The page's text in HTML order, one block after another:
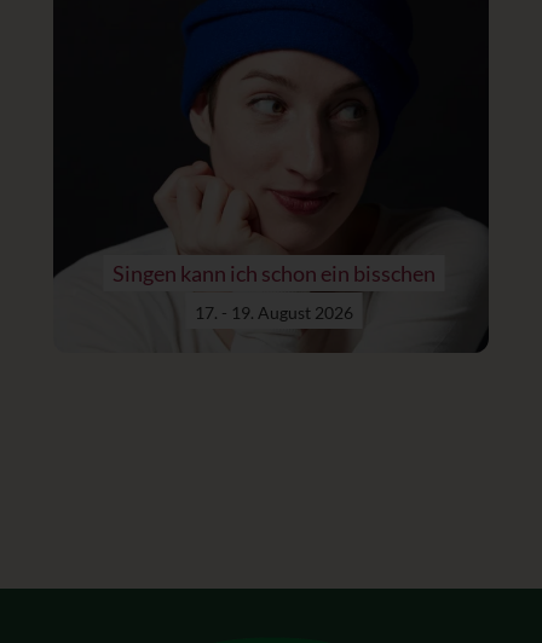
Singen kann ich schon ein bisschen
17. - 19. August 2026